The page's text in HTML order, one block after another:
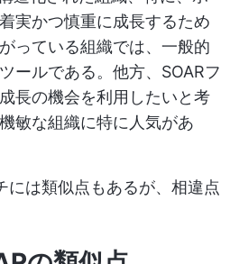
実かつ慎重に成長するため
っている組織では、一般的
ールである。他方、SOARフ
長の機会を利用したいと考
敏な組織に特に人気があ
には類似点もあるが、相違点